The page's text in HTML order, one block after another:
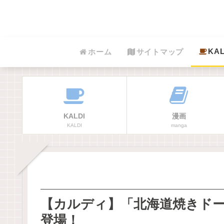
ホーム サイトマップ
KALDI
KALDI
漫画
manga
【カルディ】「北海道焼きド
登場！